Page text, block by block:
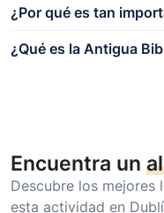
¿Por qué es tan
¿Qué es la Antigua
Encuentra un
Descubre los mejores
esta actividad en